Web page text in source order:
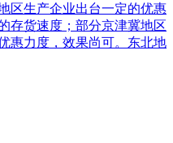
区生产企业出台一定的优惠
存货速度；部分京津冀地区
惠力度，效果尚可。东北地